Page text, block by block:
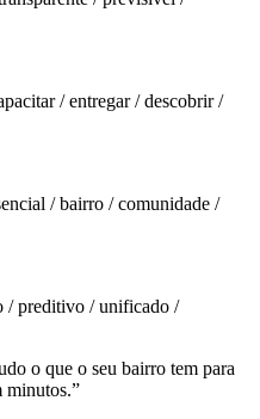
/ entregar / descobrir /
/ bairro / comunidade /
/ preditivo / unificado /
o que o seu bairro tem para
minutos.”